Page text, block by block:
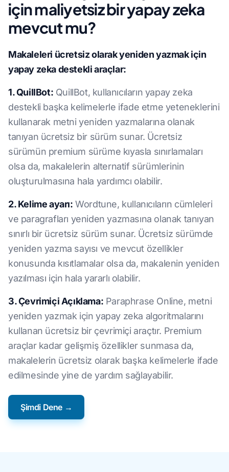
için maliyetsiz bir yapay zeka
mevcut mu?
Makaleleri ücretsiz olarak yeniden yazmak için
yapay zeka destekli araçlar:
1. QuillBot: QuillBot, kullanıcıların yapay zeka
destekli başka kelimelerle ifade etme yeteneklerini
kullanarak metni yeniden yazmalarına olanak
tanıyan ücretsiz bir sürüm sunar. Ücretsiz
sürümün premium sürüme kıyasla sınırlamaları
olsa da, makalelerin alternatif sürümlerinin
oluşturulmasına hala yardımcı olabilir.
2. Kelime ayarı: Wordtune, kullanıcıların cümleleri
ve paragrafları yeniden yazmasına olanak tanıyan
sınırlı bir ücretsiz sürüm sunar. Ücretsiz sürümde
yeniden yazma sayısı ve mevcut özellikler
konusunda kısıtlamalar olsa da, makalenin yeniden
yazılması için hala yararlı olabilir.
3. Çevrimiçi Açıklama: Paraphrase Online, metni
yeniden yazmak için yapay zeka algoritmalarını
kullanan ücretsiz bir çevrimiçi araçtır. Premium
araçlar kadar gelişmiş özellikler sunmasa da,
makalelerin ücretsiz olarak başka kelimelerle ifade
edilmesinde yine de yardım sağlayabilir.
Şimdi Dene →